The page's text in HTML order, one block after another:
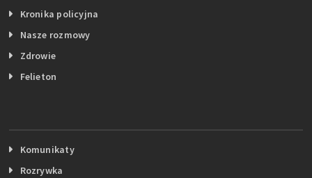
Kronika policyjna
Nasze rozmowy
Zdrowie
Felieton
Komunikaty
Rozrywka